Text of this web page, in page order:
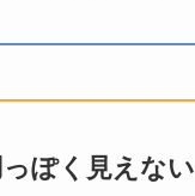
ぽく見えない